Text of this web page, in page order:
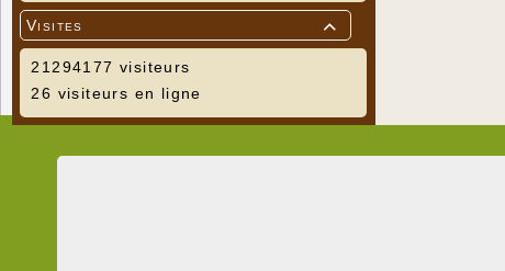

Visites
21294177 visiteurs
26 visiteurs en ligne